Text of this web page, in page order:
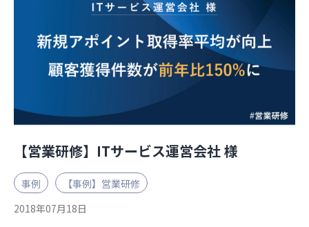
【営業研修】ITサービス運営会社 様
事例
【事例】営業研修
2018年07月18日